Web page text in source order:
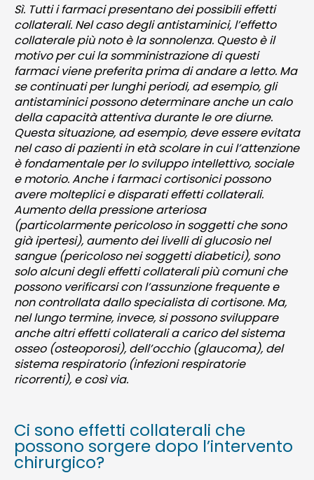
Sì. Tutti i farmaci presentano dei possibili effetti
collaterali. Nel caso degli antistaminici, l’effetto
collaterale più noto è la sonnolenza. Questo è il
motivo per cui la somministrazione di questi
farmaci viene preferita prima di andare a letto. Ma
se continuati per lunghi periodi, ad esempio, gli
antistaminici possono determinare anche un calo
della capacità attentiva durante le ore diurne.
Questa situazione, ad esempio, deve essere evitata
nel caso di pazienti in età scolare in cui l’attenzione
è fondamentale per lo sviluppo intellettivo, sociale
e motorio. Anche i farmaci cortisonici possono
avere molteplici e disparati effetti collaterali.
Aumento della pressione arteriosa
(particolarmente pericoloso in soggetti che sono
già ipertesi), aumento dei livelli di glucosio nel
sangue (pericoloso nei soggetti diabetici), sono
solo alcuni degli effetti collaterali più comuni che
possono verificarsi con l’assunzione frequente e
non controllata dallo specialista di cortisone. Ma,
nel lungo termine, invece, si possono sviluppare
anche altri effetti collaterali a carico del sistema
osseo (osteoporosi), dell’occhio (glaucoma), del
sistema respiratorio (infezioni respiratorie
ricorrenti), e così via.
Ci sono effetti collaterali che
possono sorgere dopo l’intervento
chirurgico?